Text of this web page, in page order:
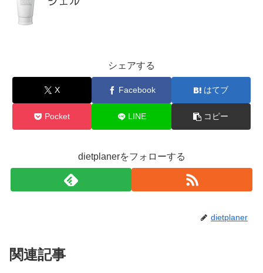
シェアする
X Facebook はてブ
Pocket LINE コピー
dietplanerをフォローする
dietplaner
関連記事